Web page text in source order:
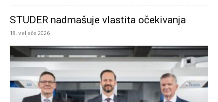
STUDER nadmašuje vlastita očekivanja
18. veljače 2026